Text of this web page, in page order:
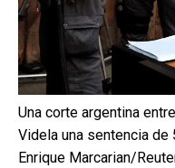
Una corte argentina
Videla una sentencia de
Enrique Marcarian/